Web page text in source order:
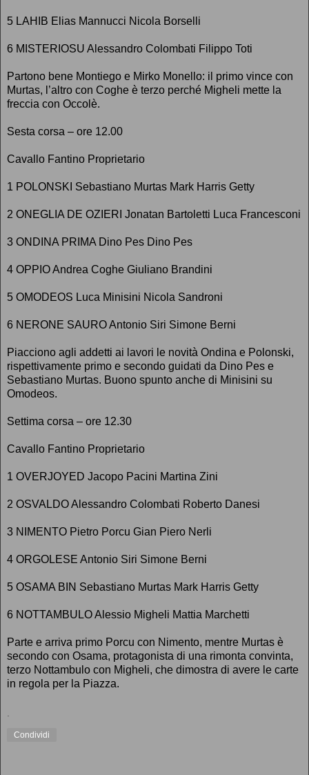
5 LAHIB Elias Mannucci Nicola Borselli
6 MISTERIOSU Alessandro Colombati Filippo Toti
Partono bene Montiego e Mirko Monello: il primo vince con
Murtas, l’altro con Coghe è terzo perché Migheli mette la
freccia con Occolè.
Sesta corsa – ore 12.00
Cavallo Fantino Proprietario
1 POLONSKI Sebastiano Murtas Mark Harris Getty
2 ONEGLIA DE OZIERI Jonatan Bartoletti Luca Francesconi
3 ONDINA PRIMA Dino Pes Dino Pes
4 OPPIO Andrea Coghe Giuliano Brandini
5 OMODEOS Luca Minisini Nicola Sandroni
6 NERONE SAURO Antonio Siri Simone Berni
Piacciono agli addetti ai lavori le novità Ondina e Polonski,
rispettivamente primo e secondo guidati da Dino Pes e
Sebastiano Murtas. Buono spunto anche di Minisini su
Omodeos.
Settima corsa – ore 12.30
Cavallo Fantino Proprietario
1 OVERJOYED Jacopo Pacini Martina Zini
2 OSVALDO Alessandro Colombati Roberto Danesi
3 NIMENTO Pietro Porcu Gian Piero Nerli
4 ORGOLESE Antonio Siri Simone Berni
5 OSAMA BIN Sebastiano Murtas Mark Harris Getty
6 NOTTAMBULO Alessio Migheli Mattia Marchetti
Parte e arriva primo Porcu con Nimento, mentre Murtas è
secondo con Osama, protagonista di una rimonta convinta,
terzo Nottambulo con Migheli, che dimostra di avere le carte
in regola per la Piazza.
.
Condividi